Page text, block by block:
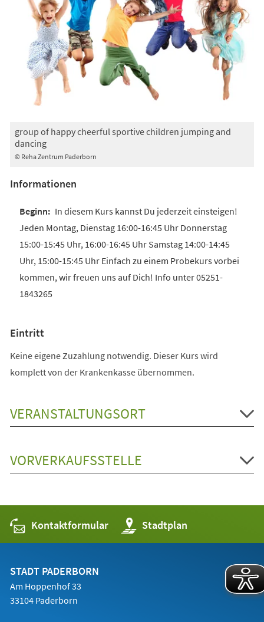
© Reha Zentrum Paderborn
group of happy cheerful sportive children jumping and
dancing
Informationen
In diesem Kurs kannst Du jederzeit einsteigen!
Jeden Montag, Dienstag 16:00-16:45 Uhr Donnerstag
15:00-15:45 Uhr, 16:00-16:45 Uhr Samstag 14:00-14:45
Uhr, 15:00-15:45 Uhr Einfach zu einem Probekurs vorbei
kommen, wir freuen uns auf Dich! Info unter 05251-
1843265
Eintritt
Keine eigene Zuzahlung notwendig. Dieser Kurs wird
komplett von der Krankenkasse übernommen.
VERANSTALTUNGSORT
VORVERKAUFSSTELLE
Kontaktformular Stadtplan
(Öffnet
in
einem
STADT PADERBORN
Am Hoppenhof 33
33104 Paderborn